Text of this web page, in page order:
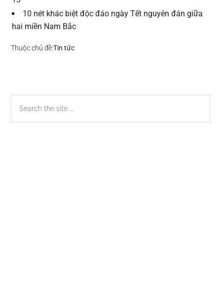
10 nét khác biệt độc đáo ngày Tết nguyên đán giữa
hai miền Nam Bắc
Thuộc chủ đề:Tin tức
Sidebar
chính
the